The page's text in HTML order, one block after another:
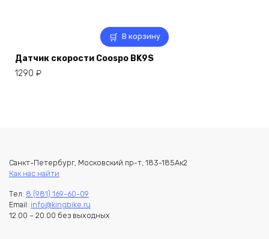
В корзину
Датчик скорости Coospo BK9S
1290 ₽
Санкт-Петербург, Московский пр-т, 183-185Ак2
Как нас найти
Тел: 8 (981) 169-60-09
Email: info@kingbike.ru
12.00 – 20.00 без выходных